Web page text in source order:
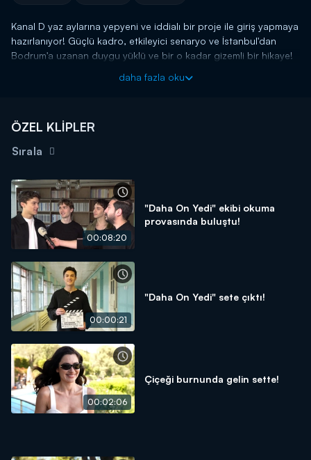
Kanal D yaz aylarına yepyeni ve iddialı bir proje ile giriş yapmaya
hazırlanıyor! Güçlü kadro, etkileyici senaryo ve İstanbul'dan
Bodrum'a uzanan duygu yüklü ve bir o kadar gizemli bir hikaye!
daha fazla oku
ÖZEL KLİPLER
Sırala
00:08:20
"Daha On Yedi" ekibi okuma
provasında buluştu!
00:00:21
"Daha On Yedi" sete çıktı!
00:02:06
Çiçeği burnunda gelin sette!